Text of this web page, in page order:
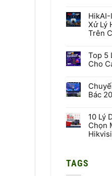
bình
luận
ở
Hệ
Báo
Cháy
HIKFIRE
HikAI-
Xử Lý
Trên
bình
luận
ở
Là
Gì?
Công
Xử
Lý
Hình
Ảnh
Camera
Top 5
Cho
bình
luận
ở
Lỗi
Khi
Chọn
Ổ
Bác
bình
luận
ở
Chuyến
–
10 Lý
Chọn
ở
TAGS